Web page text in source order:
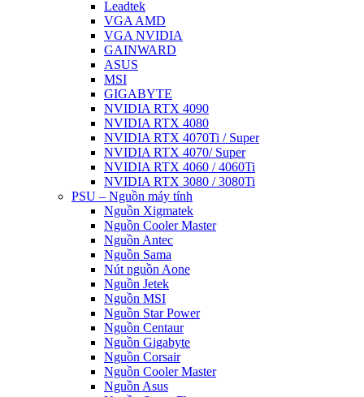
Leadtek
VGA AMD
VGA NVIDIA
GAINWARD
ASUS
MSI
GIGABYTE
NVIDIA RTX 4090
NVIDIA RTX 4080
NVIDIA RTX 4070Ti / Super
NVIDIA RTX 4070/ Super
NVIDIA RTX 4060 / 4060Ti
NVIDIA RTX 3080 / 3080Ti
PSU – Nguồn máy tính
Nguồn Xigmatek
Nguồn Cooler Master
Nguồn Antec
Nguồn Sama
Nút nguồn Aone
Nguồn Jetek
Nguồn MSI
Nguồn Star Power
Nguồn Centaur
Nguồn Gigabyte
Nguồn Corsair
Nguồn Cooler Master
Nguồn Asus